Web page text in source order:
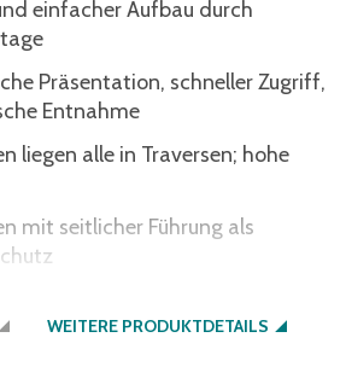
einfacher Aufbau durch
Präsentation, schneller Zugriff,
Entnahme
liegen alle in Traversen; hohe
mit seitlicher Führung als
gegen Kippen gesichert
WEITERE PRODUKTDETAILS